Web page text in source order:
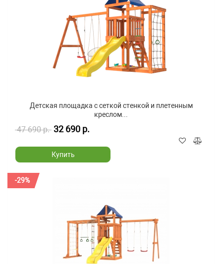
Детская площадка с сеткой стенкой и плетенным
креслом...
47 690 р. 32 690 р.
Купить
-29%